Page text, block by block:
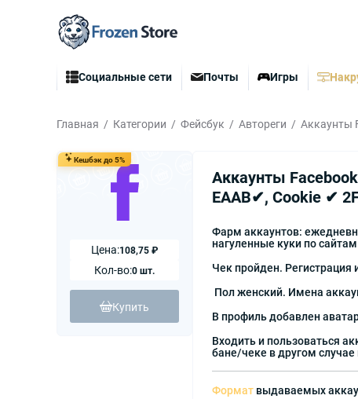
Социальные сети Почты Игры
Главная Категории Фейсбук Автореги Аккаунты
Кешбэк до 5%
Цена:108,75 ₽
Кол-во:0 шт.
Купить
Аккаунты
EAAB✔, Cookie ✔
Фарм аккаунтов:
нагуленные куки по
Чек пройден. Регистрация
Пол женский. Имена
В профиль добавлен
Входить и пользоваться
бане/чеке в другом случае
Формат выдаваемых